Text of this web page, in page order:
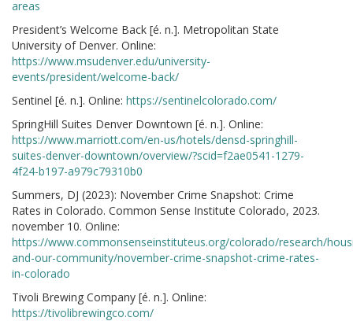
areas
President’s Welcome Back [é. n.]. Metropolitan State
University of Denver. Online:
https://www.msudenver.edu/university-
events/president/welcome-back/
Sentinel [é. n.]. Online: https://sentinelcolorado.com/
SpringHill Suites Denver Downtown [é. n.]. Online:
https://www.marriott.com/en-us/hotels/densd-springhill-
suites-denver-downtown/overview/?scid=f2ae0541-1279-
4f24-b197-a979c79310b0
Summers, DJ (2023): November Crime Snapshot: Crime
Rates in Colorado. Common Sense Institute Colorado, 2023.
november 10. Online:
https://www.commonsenseinstituteus.org/colorado/research/
and-our-community/november-crime-snapshot-crime-rates-
in-colorado
Tivoli Brewing Company [é. n.]. Online:
https://tivolibrewingco.com/